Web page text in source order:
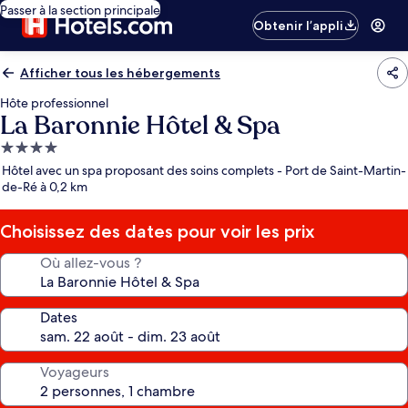
Passer à la section principale
Obtenir l’appli
Afficher tous les hébergements
Hôte professionnel
La Baronnie Hôtel & Spa
Hébergement
4.0 étoiles
Hôtel avec un spa proposant des soins complets - Port de Saint-Martin-
de-Ré à 0,2 km
Choisissez des dates pour voir les prix
Où allez-vous ?
Dates
Voyageurs